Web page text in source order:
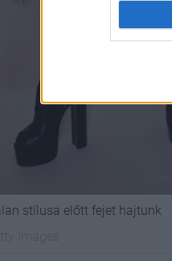
stílusa előtt fejet hajtunk